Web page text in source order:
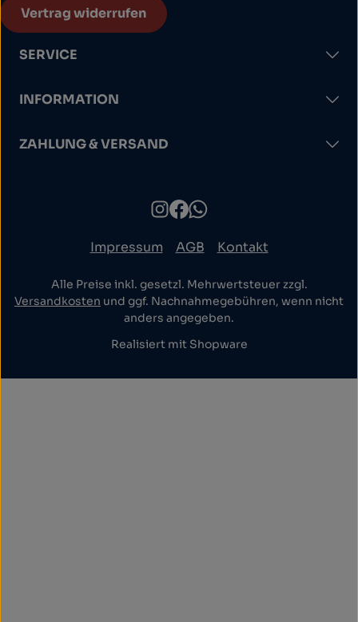
Vertrag widerrufen
SERVICE
INFORMATION
ZAHLUNG & VERSAND
Impressum AGB Kontakt
Alle Preise inkl. gesetzl. Mehrwertsteuer zzgl.
Versandkosten und ggf. Nachnahmegebühren, wenn nicht
anders angegeben.
Realisiert mit Shopware